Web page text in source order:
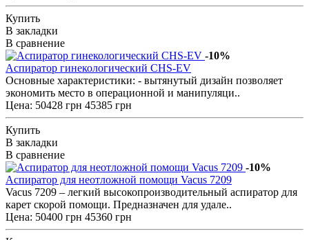
Купить
В закладки
В сравнение
-10%
Аспиратор гинекологический СHS-EV
Основные характеристики: - вытянутый дизайн позволяет
экономить место в операционной и манипуляци..
Цена: 50428 грн 45385 грн
Купить
В закладки
В сравнение
-10%
Аспиратор для неотложной помощи Vacus 7209
Vacus 7209 – легкий высокопроизводительный аспиратор для
карет скорой помощи. Предназначен для удале..
Цена: 50400 грн 45360 грн